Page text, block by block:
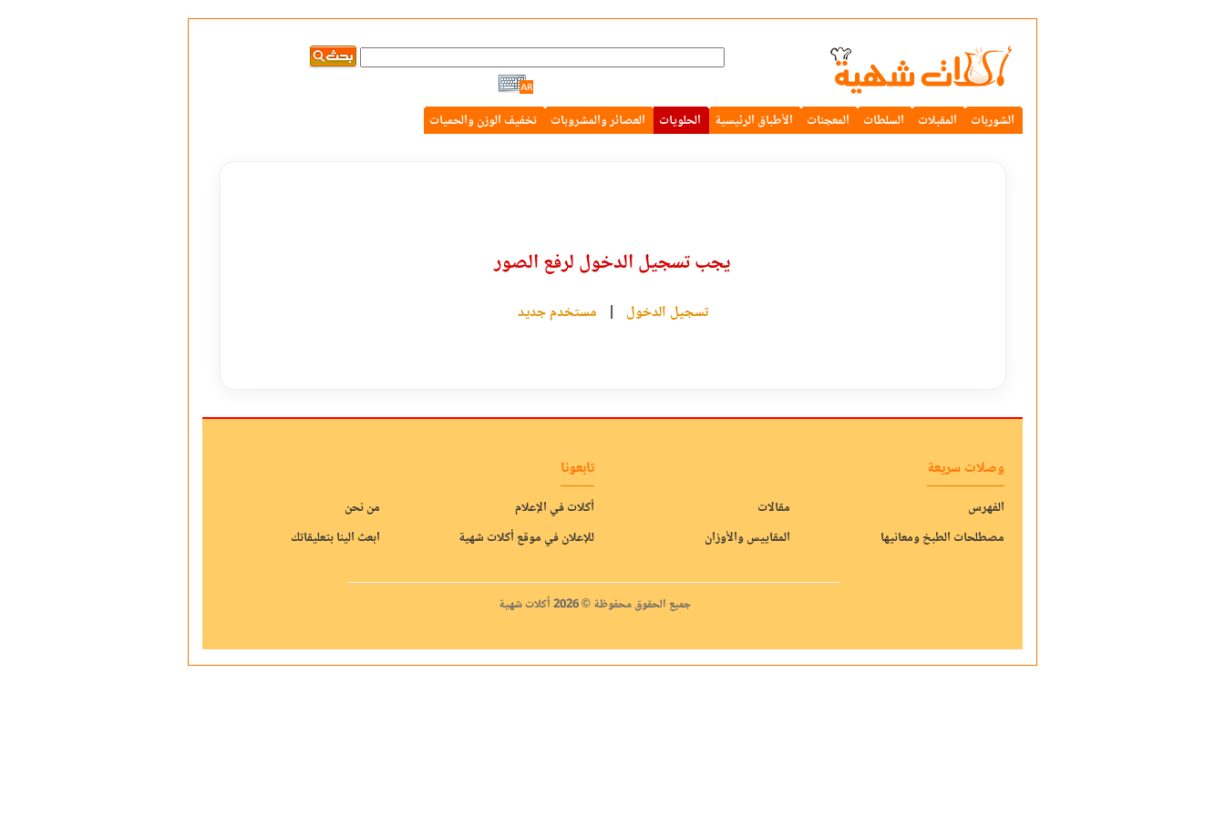
الشوربات المقبلات السلطات المعجنات الأطباق الرئيسية الحلويات العصائر والمشروبات تخفيف الوزن والحميات
يجب تسجيل الدخول لرفع الصور
تسجيل الدخول | مستخدم جديد
وصلات سريعة
الفهرس
مقالات
مصطلحات الطبخ ومعانيها
المقاييس والأوزان
تابعونا
أكلات في الإعلام
من نحن
للإعلان في موقع أكلات شهية
ابعث الينا بتعليقاتك
جميع الحقوق محفوظة © 2026 أكلات شهية